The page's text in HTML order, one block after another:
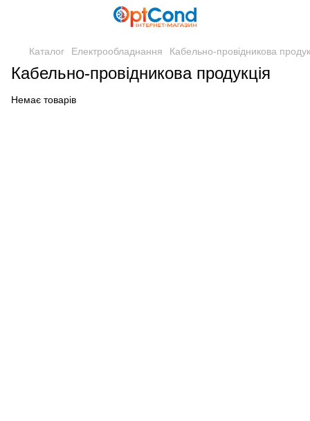
Каталог Електрообладнання Кабельно-провідникова
Кабельно-провідникова продукція
Немає товарів